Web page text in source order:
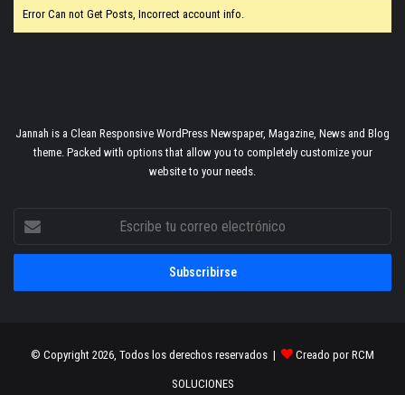
Error Can not Get Posts, Incorrect account info.
Jannah is a Clean Responsive WordPress Newspaper, Magazine, News and Blog
theme. Packed with options that allow you to completely customize your
website to your needs.
correo
© Copyright 2026, Todos los derechos reservados | Creado por RCM
SOLUCIONES